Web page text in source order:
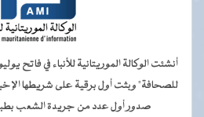
للصحافة" وبثت أول برقية على شريطها
صدور أول عدد من جريدة الشعب